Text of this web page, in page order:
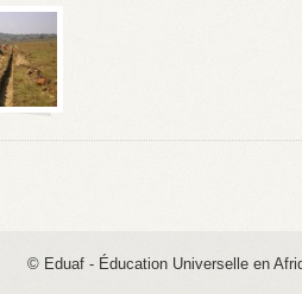
© Eduaf - Éducation Universelle en